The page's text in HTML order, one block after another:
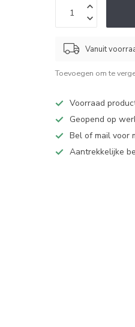
Vanuit
Toevoegen om te
Voorraad
Geopend op
Bel of mail voor
Aantrekkelijke